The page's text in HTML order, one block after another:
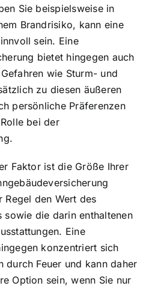
Sie beispielsweise in
Brandrisiko, kann eine
sein. Eine
bietet hingegen auch
wie Sturm- und
zu diesen äußeren
persönliche Präferenzen
bei der
Faktor ist die Größe Ihrer
den Wert des
sowie die darin enthaltenen
Eine
konzentriert sich
durch Feuer und kann daher
Option sein, wenn Sie nur